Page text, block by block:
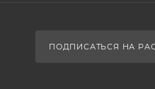
ПОДПИСАТЬСЯ НА